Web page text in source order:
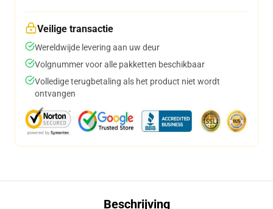
Veilige transactie
Wereldwijde levering aan uw deur
Volgnummer voor alle pakketten beschikbaar
Volledige terugbetaling als het product niet wordt
ontvangen
Beschrijving